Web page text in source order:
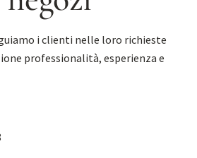
i clienti nelle loro richieste
professionalità, esperienza e